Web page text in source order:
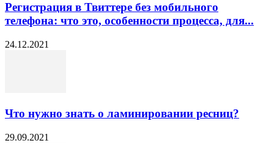
Регистрация в Твиттере без мобильного
телефона: что это, особенности процесса, для...
24.12.2021
Что нужно знать о ламинировании ресниц?
29.09.2021